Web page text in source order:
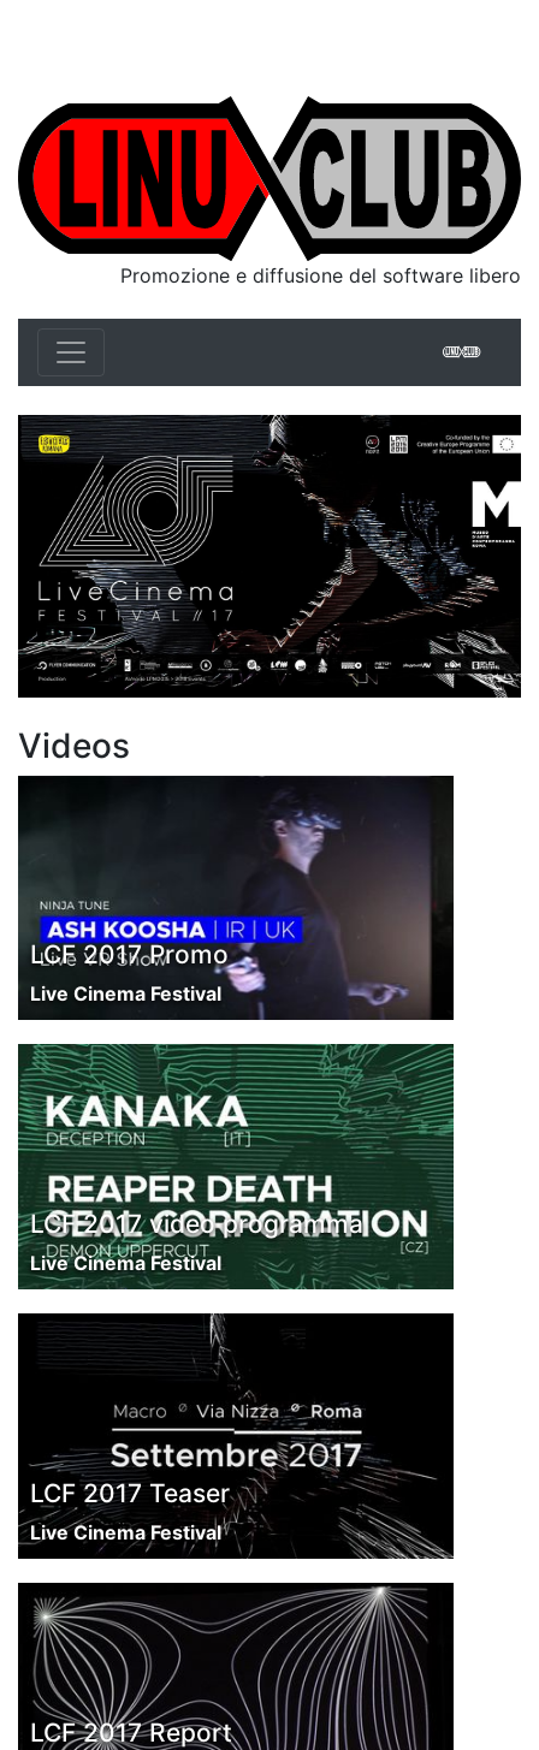
Linux Club ItaliaPromozione e diffusione del software libero
Videos
LCF 2017 Promo
Live Cinema Festival
LCF 2017 video programma
Live Cinema Festival
LCF 2017 Teaser
Live Cinema Festival
LCF 2017 Report